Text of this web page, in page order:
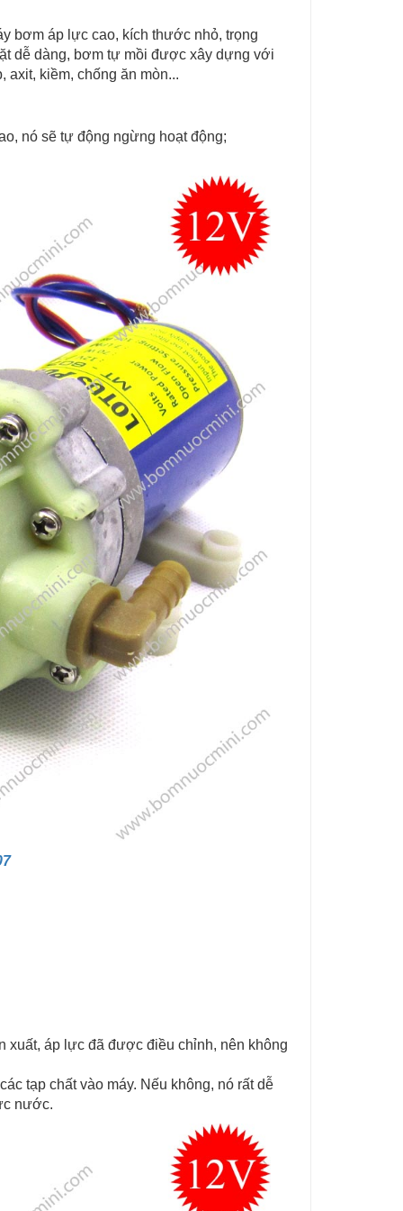
bơm áp lực cao, kích thước nhỏ, trọng
dễ dàng, bơm tự mồi được xây dựng với
axit, kiềm, chống ăn mòn...
nó sẽ tự động ngừng hoạt động;
xuất, áp lực đã được điều chỉnh, nên không
tạp chất vào máy. Nếu không, nó rất dễ
nước.